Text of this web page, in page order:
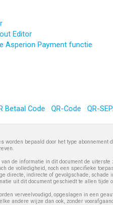
Editor
Asperion Payment functie
Betaal Code QR-Code QR-
worden bepaald door het type
de informatie in dit document de
de volledigheid, noch een specifieke
directe, indirecte of gevolgschade,
uit dit document geschiedt te allen tijde
verveelvoudigd, opgeslagen in een
andere wijze dan ook, zonder